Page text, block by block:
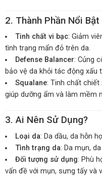
2. Thành Phần Nổi Bật
Tinh chất vi bạc: Giảm
tình trạng mẩn đỏ trên da.
Defense Balancer: Củng
bảo vệ da khỏi tác động xấu
Squalane: Tinh chất chiết
giúp dưỡng ẩm và làm mềm
3. Ai Nên Sử Dụng?
Loại da: Da dầu, da hỗn
Tình trạng da: Da mụn,
Đối tượng sử dụng: Phù
vấn đề với mụn, sưng tấy và